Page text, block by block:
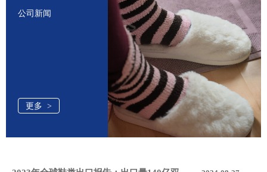
公司新闻
更多 >